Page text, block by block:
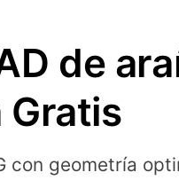
de
Gratis
con geometría